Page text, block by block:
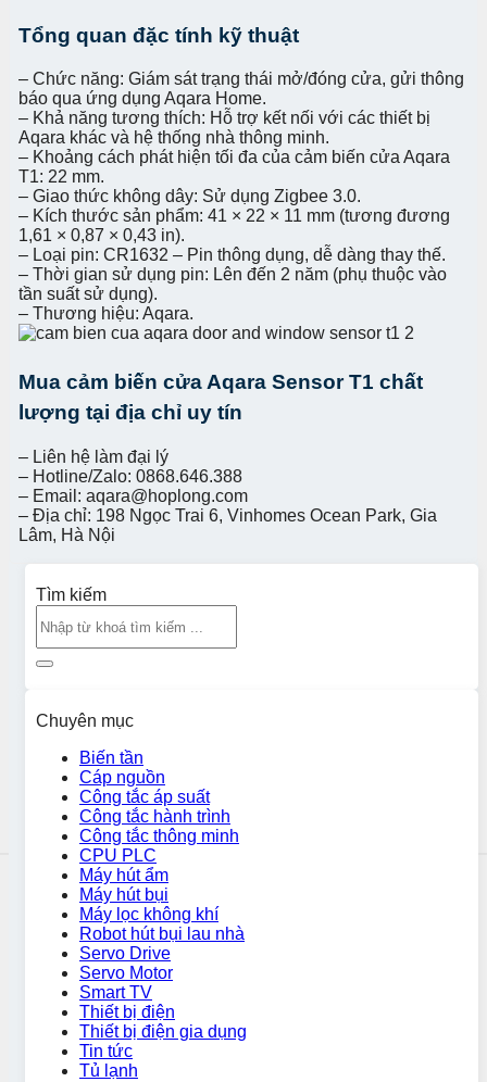
Tổng quan đặc tính kỹ thuật
– Chức năng: Giám sát trạng thái mở/đóng cửa, gửi thông
báo qua ứng dụng Aqara Home.
– Khả năng tương thích: Hỗ trợ kết nối với các thiết bị
Aqara khác và hệ thống nhà thông minh.
– Khoảng cách phát hiện tối đa của cảm biến cửa Aqara
T1: 22 mm.
– Giao thức không dây: Sử dụng Zigbee 3.0.
– Kích thước sản phẩm: 41 × 22 × 11 mm (tương đương
1,61 × 0,87 × 0,43 in).
– Loại pin: CR1632 – Pin thông dụng, dễ dàng thay thế.
– Thời gian sử dụng pin: Lên đến 2 năm (phụ thuộc vào
tần suất sử dụng).
– Thương hiệu: Aqara.
Mua cảm biến cửa Aqara Sensor T1 chất
lượng tại địa chỉ uy tín
– Liên hệ làm đại lý
– Hotline/Zalo: 0868.646.388
– Email: aqara@hoplong.com
– Địa chỉ: 198 Ngọc Trai 6, Vinhomes Ocean Park, Gia
Lâm, Hà Nội
Tìm kiếm
Chuyên mục
Biến tần
Cáp nguồn
Công tắc áp suất
Công tắc hành trình
Công tắc thông minh
CPU PLC
Máy hút ẩm
Máy hút bụi
Máy lọc không khí
Robot hút bụi lau nhà
Servo Drive
Servo Motor
Smart TV
Thiết bị điện
Thiết bị điện gia dụng
Tin tức
Tủ lạnh